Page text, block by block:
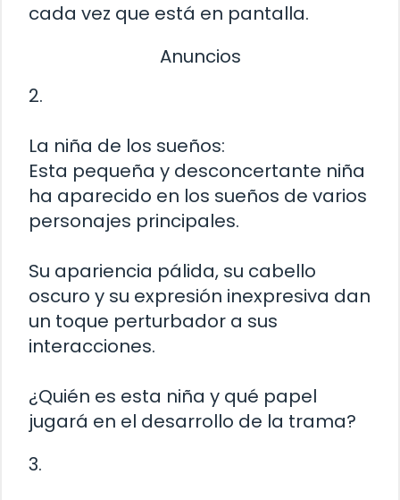
cada vez que está en pantalla.
Anuncios
2.
La niña de los sueños:
Esta pequeña y desconcertante niña
ha aparecido en los sueños de varios
personajes principales.
Su apariencia pálida, su cabello
oscuro y su expresión inexpresiva dan
un toque perturbador a sus
interacciones.
¿Quién es esta niña y qué papel
jugará en el desarrollo de la trama?
3.